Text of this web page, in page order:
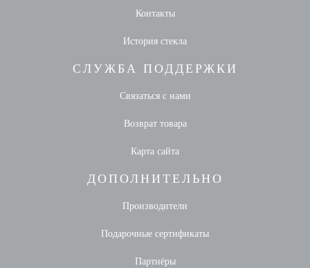
Контакты
История стекла
СЛУЖБА ПОДДЕРЖКИ
Связаться с нами
Возврат товара
Карта сайта
ДОПОЛНИТЕЛЬНО
Производители
Подарочные сертификаты
Партнёры